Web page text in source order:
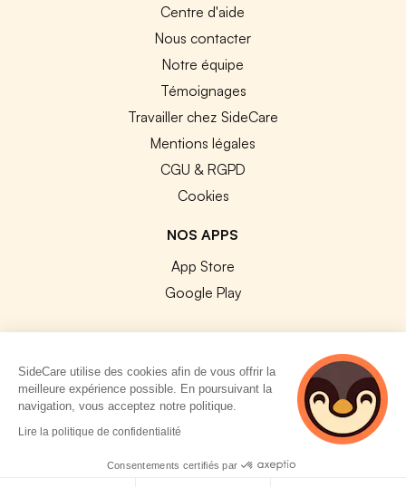
Centre d'aide
Nous contacter
Notre équipe
Témoignages
Travailler chez SideCare
Mentions légales
CGU & RGPD
Cookies
NOS APPS
App Store
Google Play
© 2026 SideCare. Tous droits réservés.
SideCare utilise des cookies afin de vous offrir la
meilleure expérience possible. En poursuivant la
navigation, vous acceptez notre politique.
Lire la politique de confidentialité
Consentements certifiés par
3 personnes
consultent
actuellement cette